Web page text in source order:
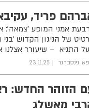
פריד,
אמני המופע 'צמאה':
של הניגון הקדוש
התניא – שיעורר אצלנו
גינסברגר 23.11.25
הזוהר החדש: